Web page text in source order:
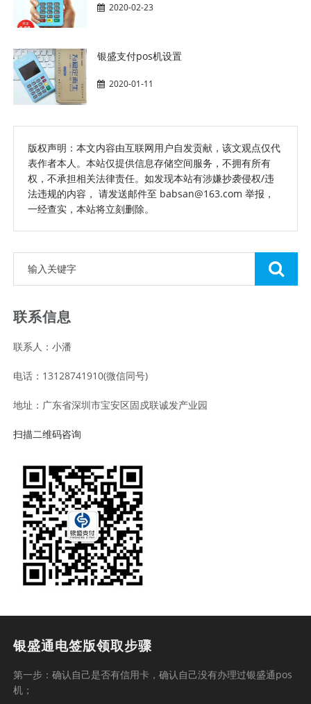
2020-02-23
银盛支付pos机设置
2020-01-11
版权声明：本文内容由互联网用户自发贡献，该文观点仅代
表作者本人。本站仅提供信息存储空间服务，不拥有所有
权，不承担相关法律责任。如发现本站有涉嫌抄袭侵权/违
法违规的内容， 请发送邮件至 babsan@163.com 举报，
一经查实，本站将立刻删除。
联系信息
联系人：小潘
电话：13128741910(微信同号)
地址：广东省深圳市宝安区固戍联诚发产业园
扫描二维码咨询
银盛通电签版领取步骤
第一步：确认自己是否有信用卡，确认自己没有办理过银盛通pos
机；